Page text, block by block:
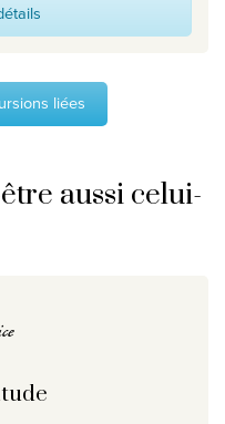
liées
aussi celui-